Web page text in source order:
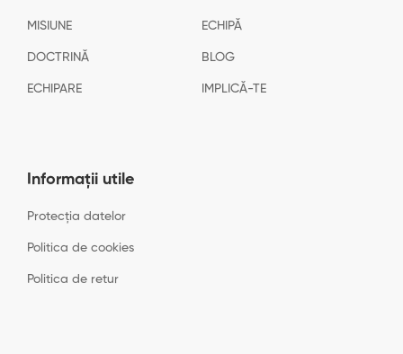
MISIUNE ECHIPĂ
DOCTRINĂ BLOG
ECHIPARE IMPLICĂ-TE
Informații utile
Protecția datelor
Politica de cookies
Politica de retur